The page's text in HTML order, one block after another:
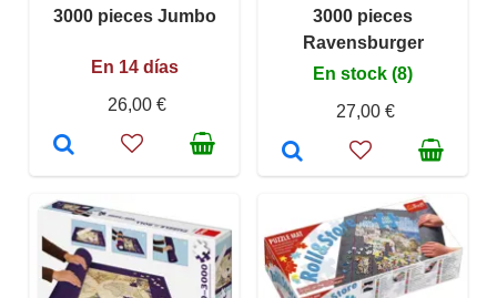
3000 pieces Jumbo
En 14 días
26,00 €
3000 pieces
Ravensburger
En stock (8)
27,00 €